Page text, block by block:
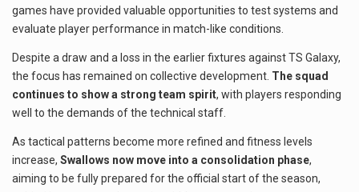
games have provided valuable opportunities to test systems and
evaluate player performance in match-like conditions.
Despite a draw and a loss in the earlier fixtures against TS Galaxy,
the focus has remained on collective development. The squad
continues to show a strong team spirit, with players responding
well to the demands of the technical staff.
As tactical patterns become more refined and fitness levels
increase, Swallows now move into a consolidation phase,
aiming to be fully prepared for the official start of the season,